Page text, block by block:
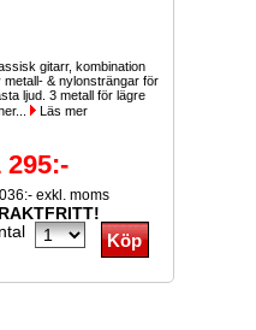
gitarr, kombination
metall- & nylonsträngar för
ljud. 3 metall för lägre
Läs mer
295:-
exkl. moms